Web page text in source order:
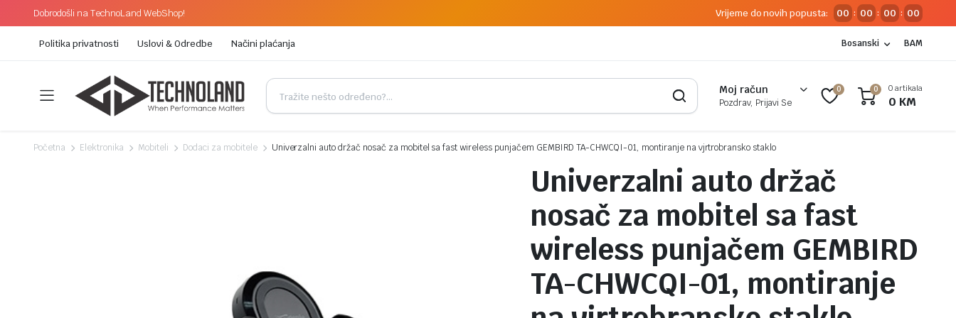
Dobrodošli na TechnoLand WebShop! Vrijeme do novih popusta: 00 : 00 : 00 : 00
Politika privatnosti Uslovi & Odredbe Načini plaćanja Bosanski BAM
Moj račun
Pozdrav, Prijavi Se
0 0 0 artikala
0 KM
Početna Elektronika Mobiteli Dodaci za mobitele Univerzalni auto držač nosač za mobitel sa fast wireless punjačem GEMBIRD TA-CHWCQI-01, montiranje na vjrtrobransko staklo
Univerzalni auto držač
nosač za mobitel sa fast
wireless punjačem GEMBIRD
TA-CHWCQI-01, montiranje